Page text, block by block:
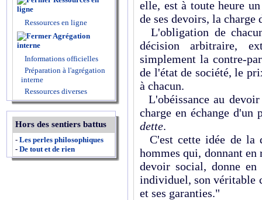
ligne
Ressources en ligne
Agrégation
interne
Informations officielles
Préparation à l'agrégation
interne
Ressources diverses
Hors des sentiers battus
- Les perles philosophiques
- De tout et de rien
elle, est à toute heure
de ses devoirs, la charge
L'obligation de
décision arbitraire,
simplement la contre-
de l'état de société, le
à chacun.
L'obéissance au
charge en échange
dette.
C'est cette idée de la
hommes qui, donnant
devoir social, donne
individuel, son véritable
et ses garanties."